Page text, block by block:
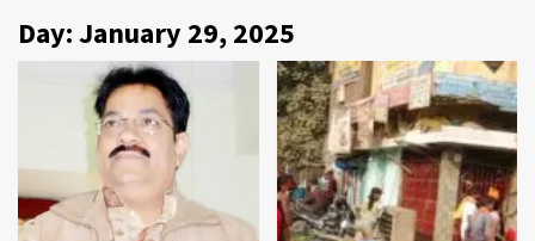
Day:January 29, 2025